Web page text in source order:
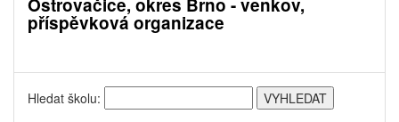
Ostrovačice, okres Brno - venkov,
příspěvková organizace
Hledat školu: